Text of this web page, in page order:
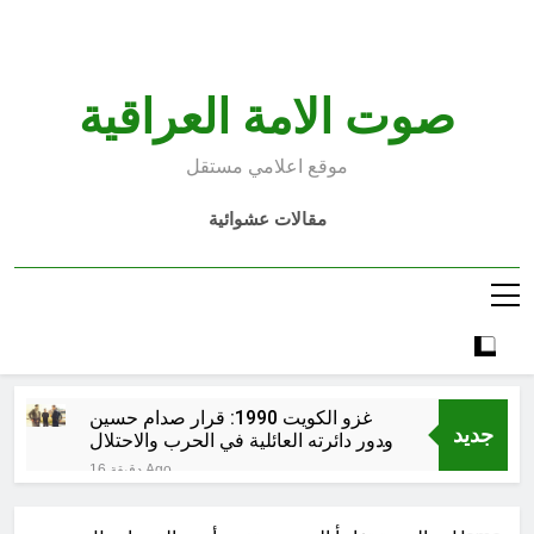
صوت الامة العراقية
موقع اعلامي مستقل
مقالات عشوائية
جديد
غزو الكويت 1990: قرار صدام حسين
ودور دائرته العائلية في الحرب والاحتلال
وعمليات النهب
16 دقيقة Ago
الشهادة عند الأشوريين ودور الشهيد في